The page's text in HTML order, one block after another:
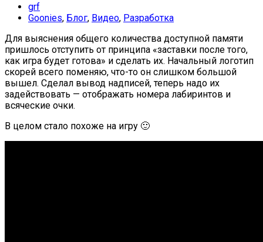
grf
Goonies, Блог, Видео, Разработка
Для выяснения общего количества доступной памяти
пришлось отступить от принципа «заставки после того,
как игра будет готова» и сделать их. Начальный логотип
скорей всего поменяю, что-то он слишком большой
вышел. Сделал вывод надписей, теперь надо их
задействовать — отображать номера лабиринтов и
всяческие очки.
В целом стало похоже на игру 🙂